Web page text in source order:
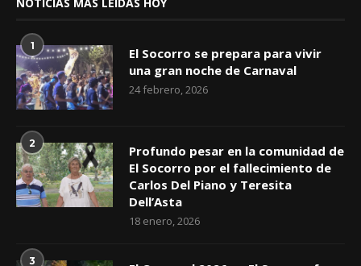
1
El Socorro se prepara para vivir
una gran noche de Carnaval
24 febrero, 2026
2
Profundo pesar en la comunidad de
El Socorro por el fallecimiento de
Carlos Del Piano y Teresita
Dell’Asta
18 enero, 2026
3